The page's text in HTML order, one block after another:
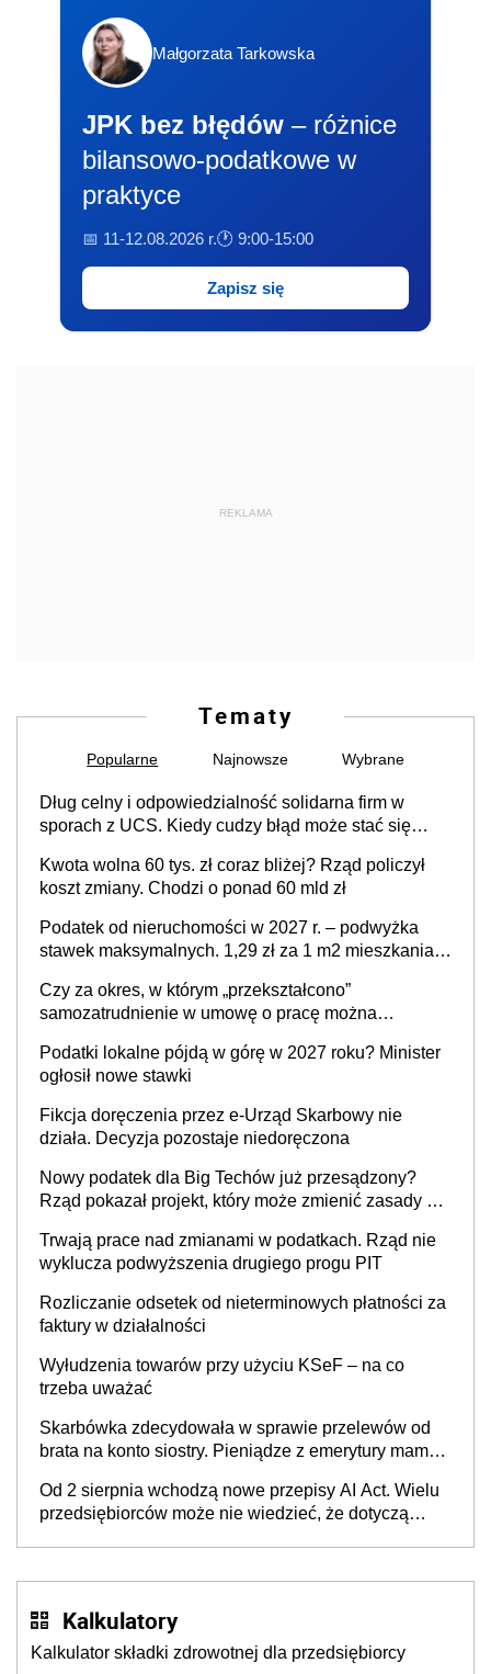
Małgorzata Tarkowska
JPK bez błędów – różnice
bilansowo-podatkowe w
praktyce
📅 11-12.08.2026 r.🕐 9:00-15:00
Zapisz się
REKLAMA
Tematy
Popularne Najnowsze Wybrane
Dług celny i odpowiedzialność solidarna firm w
sporach z UCS. Kiedy cudzy błąd może stać się
Kwota wolna 60 tys. zł coraz bliżej? Rząd policzył
koszt zmiany. Chodzi o ponad 60 mld zł
Podatek od nieruchomości w 2027 r. – podwyżka
stawek maksymalnych. 1,29 zł za 1 m2 mieszkania,
prowadzeniem działalności gospodarczej
Czy za okres, w którym „przekształcono”
samozatrudnienie w umowę o pracę można
cywilnoprawnej jedynym racjonalnym wyjściem
Podatki lokalne pójdą w górę w 2027 roku? Minister
ogłosił nowe stawki
Fikcja doręczenia przez e-Urząd Skarbowy nie
działa. Decyzja pozostaje niedoręczona
Nowy podatek dla Big Techów już przesądzony?
Rząd pokazał projekt, który może zmienić zasady gry
Trwają prace nad zmianami w podatkach. Rząd nie
wyklucza podwyższenia drugiego progu PIT
Rozliczanie odsetek od nieterminowych płatności za
faktury w działalności
Wyłudzenia towarów przy użyciu KSeF – na co
trzeba uważać
Skarbówka zdecydowała w sprawie przelewów od
brata na konto siostry. Pieniądze z emerytury mamy
będzie
Od 2 sierpnia wchodzą nowe przepisy AI Act. Wielu
przedsiębiorców może nie wiedzieć, że dotyczą
Kalkulatory
Kalkulator składki zdrowotnej dla przedsiębiorcy